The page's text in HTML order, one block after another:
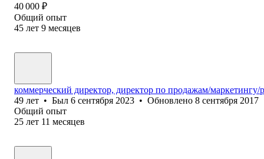
40 000 ₽
Общий опыт
45 лет 9 месяцев
коммерческий директор, директор по продажам/маркетингу/
49 лет • Был 6 сентября 2023 • Обновлено 8 сентября 2017
Общий опыт
25 лет 11 месяцев